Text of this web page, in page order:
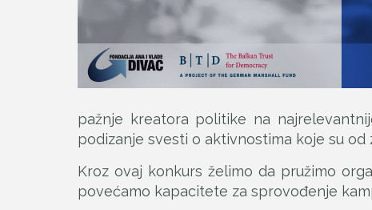
pažnje kreatora politike na
podizanje svesti o aktivnostima koje su
Kroz ovaj konkurs želimo da pružimo
povećamo kapacitete za sprovođenje